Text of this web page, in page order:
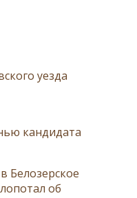
уезда
кандидата
Белозерское
об